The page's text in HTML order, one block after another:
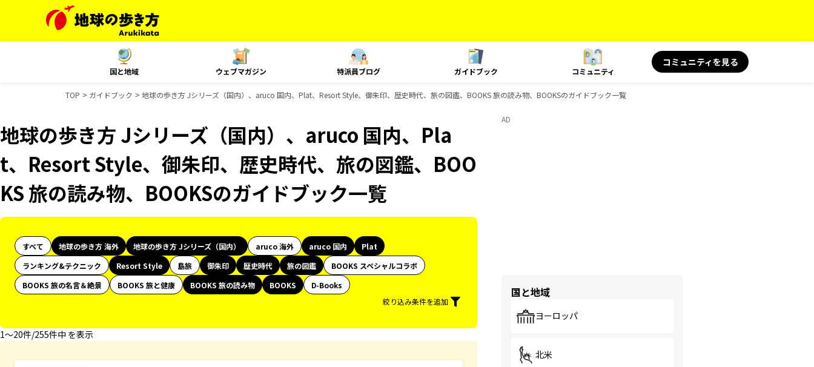
国と地域 ウェブマガジン 特派員ブログ ガイドブック コミュニティ
コミュニティを見る
TOP ガイドブック 地球の歩き方 Jシリーズ（国内）、aruco 国内、Plat、Resort Style、御朱印、歴史時代、旅の図鑑、BOOKS 旅の読み物、BOOKSのガイドブック一覧
地球の歩き方 Jシリーズ（国内）、aruco 国内、Pla
t、Resort Style、御朱印、歴史時代、旅の図鑑、BOO
KS 旅の読み物、BOOKSのガイドブック一覧
すべて 地球の歩き方 海外 地球の歩き方 Jシリーズ（国内） aruco 海外 aruco 国内
Plat
ランキング&テクニック
Resort Style 島旅 御朱印 歴史時代 旅の図鑑
BOOKS スペシャルコラボ
BOOKS 旅の名言＆絶景
BOOKS 旅と健康 BOOKS 旅の読み物 BOOKS
D-Books
絞り込み条件を追加
1〜20件/255件中 を表示
AD
国と地域
ヨーロッパ
北米